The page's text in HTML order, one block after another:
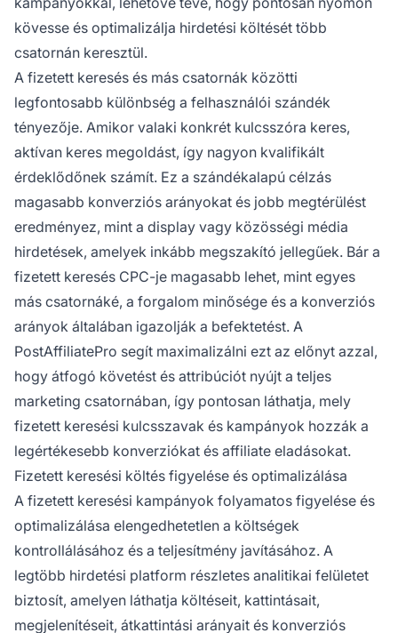
kövesse és optimalizálja hirdetési költését több
csatornán keresztül.
A fizetett keresés és más csatornák közötti
legfontosabb különbség a felhasználói szándék
tényezője. Amikor valaki konkrét kulcsszóra keres,
aktívan keres megoldást, így nagyon kvalifikált
érdeklődőnek számít. Ez a szándékalapú célzás
magasabb konverziós arányokat és jobb megtérülést
eredményez, mint a display vagy közösségi média
hirdetések, amelyek inkább megszakító jellegűek. Bár a
fizetett keresés CPC-je magasabb lehet, mint egyes
más csatornáké, a forgalom minősége és a konverziós
arányok általában igazolják a befektetést. A
PostAffiliatePro segít maximalizálni ezt az előnyt azzal,
hogy átfogó követést és attribúciót nyújt a teljes
marketing csatornában, így pontosan láthatja, mely
fizetett keresési kulcsszavak és kampányok hozzák a
legértékesebb konverziókat és affiliate eladásokat.
Fizetett keresési költés figyelése és optimalizálása
A fizetett keresési kampányok folyamatos figyelése és
optimalizálása elengedhetetlen a költségek
kontrollálásához és a teljesítmény javításához. A
legtöbb hirdetési platform részletes analitikai felületet
biztosít, amelyen láthatja költéseit, kattintásait,
megjelenítéseit, átkattintási arányait és konverziós